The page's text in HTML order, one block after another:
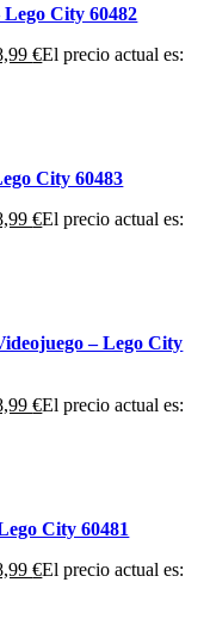
City 60482
€El precio actual es:
City 60483
€El precio actual es:
– Lego City
€El precio actual es:
City 60481
€El precio actual es: